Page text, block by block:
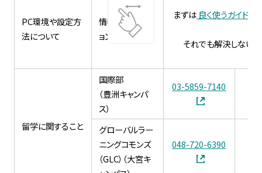
PC環境や設定方
法について
情報イノベーシ
ョン課
まずは良く使うガイドと
それでも解決しない場
留学に関すること
国際部
（豊洲キャンパ
ス）
03-5859-7140
グローバルラー
ニングコモンズ
（GLC）（大宮キ
048-720-6390